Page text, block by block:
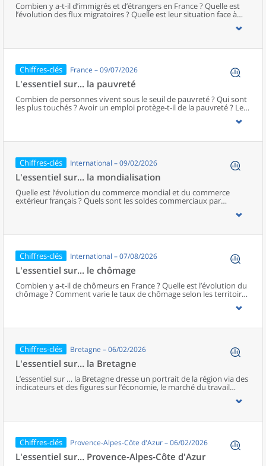
Combien y a-t-il d’immigrés et d’étrangers en France ? Quelle est
l’évolution des flux migratoires ? Quelle est leur situation face à
l’emploi ? Quelle est la fécondité des femmes immigrées ?…
L’essentiel sur… les immigrés et les étrangers fournit des éléments
représentés de manière visuelle et d’un court commentaire. Sur le
Chiffres-clés
France – 09/07/2026
L'essentiel sur... la pauvreté
Combien de personnes vivent sous le seuil de pauvreté ? Qui sont
les plus touchés ? Avoir un emploi protège-t-il de la pauvreté ? Les
prestations sociales permettent-elles de la diminuer ?...L’essentiel
sur… la pauvreté fournit des éléments de cadrage pour aborder
visuelle et d’un court commentaire. Sur le même modèle,
Chiffres-clés
International – 09/02/2026
L'essentiel sur... la mondialisation
Quelle est l’évolution du commerce mondial et du commerce
extérieur français ? Quels sont les soldes commerciaux par
produits ? Quels profils pour les entreprises exportatrices
chiffres clés représentés de manière visuelle et d’un court
sur... »
Chiffres-clés International – 07/08/2026
L'essentiel sur... le chômage
Combien y a-t-il de chômeurs en France ? Quelle est l’évolution du
chômage ? Comment varie le taux de chômage selon les territoires
? Pourquoi est-il si élevé chez les jeunes ?...L’essentiel sur… le
et d’un court commentaire.Sur le même modèle, retrouvez
Chiffres-clés
Bretagne – 06/02/2026
L'essentiel sur… la Bretagne
L’essentiel sur … la Bretagne dresse un portrait de la région via des
indicateurs et des figures sur l’économie, le marché du travail
(emploi et chômage), la démographie et les conditions de vie de la
pour éclairer plus spécifiquement certains sujets et donner accès à
est donné à la question : « Comment les bretons trient-ils leurs
déchets ? ».
Chiffres-clés Provence-Alpes-Côte d'Azur – 06/02/2026
L'essentiel sur… Provence‑Alpes‑Côte d'Azur